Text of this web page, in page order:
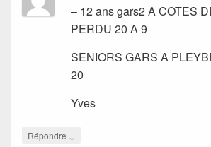
– 12 ans gars2 A COTES
PERDU 20 A 9
SENIORS GARS A
20
Yves
Répondre ↓